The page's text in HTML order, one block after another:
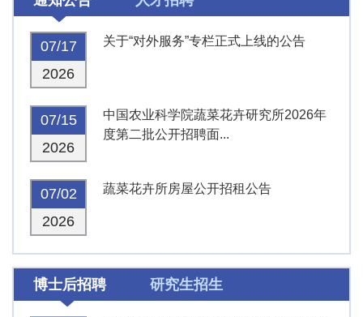
07/17
2026
关于“对外服务”专栏正式上线的公告
07/15
2026
中国农业科学院蔬菜花卉研究所2026年
度第二批公开招聘面...
07/02
2026
蔬菜花卉所房屋公开招租公告
博士后招聘 研究生招生